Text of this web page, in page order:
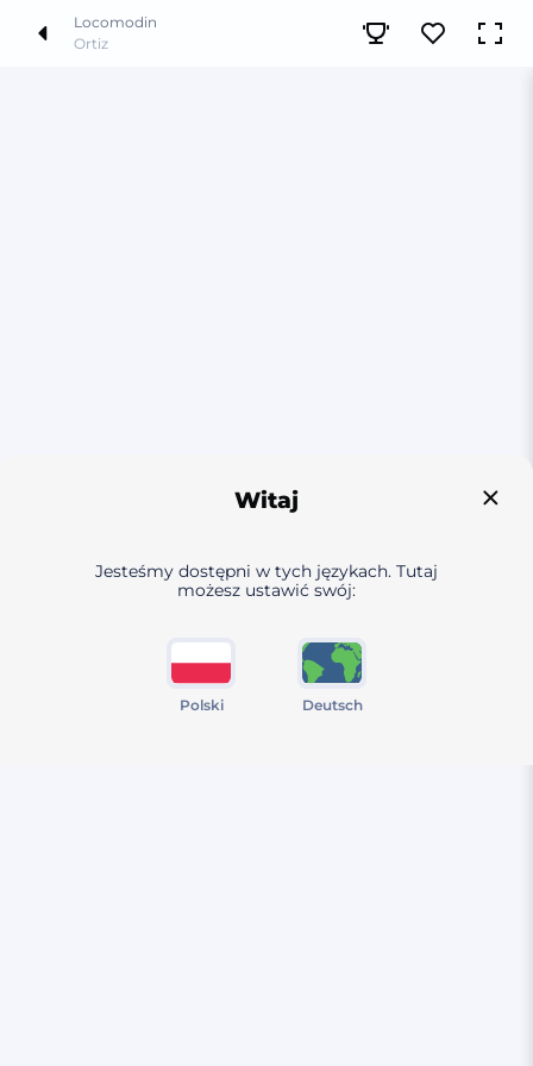
Locomodin
Ortiz
Witaj
Jesteśmy dostępni w tych językach. Tutaj
możesz ustawić swój:
Polski Deutsch